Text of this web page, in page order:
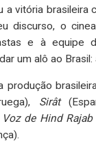
a vitória brasileira
discurso, o
e à equipe
um alô ao Brasil:
produção
Sirât
Voz de Hind Rajab